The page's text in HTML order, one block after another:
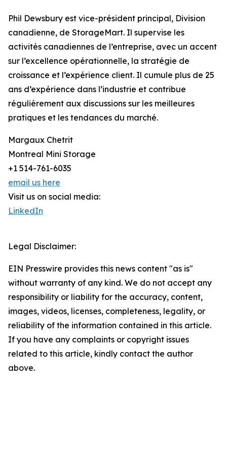
Phil Dewsbury est vice-président principal, Division
canadienne, de StorageMart. Il supervise les
activités canadiennes de l’entreprise, avec un accent
sur l’excellence opérationnelle, la stratégie de
croissance et l’expérience client. Il cumule plus de 25
ans d’expérience dans l’industrie et contribue
régulièrement aux discussions sur les meilleures
pratiques et les tendances du marché.
Margaux Chetrit
Montreal Mini Storage
+1 514-761-6035
email us here
Visit us on social media:
LinkedIn
Legal Disclaimer:
EIN Presswire provides this news content "as is"
without warranty of any kind. We do not accept any
responsibility or liability for the accuracy, content,
images, videos, licenses, completeness, legality, or
reliability of the information contained in this article.
If you have any complaints or copyright issues
related to this article, kindly contact the author
above.